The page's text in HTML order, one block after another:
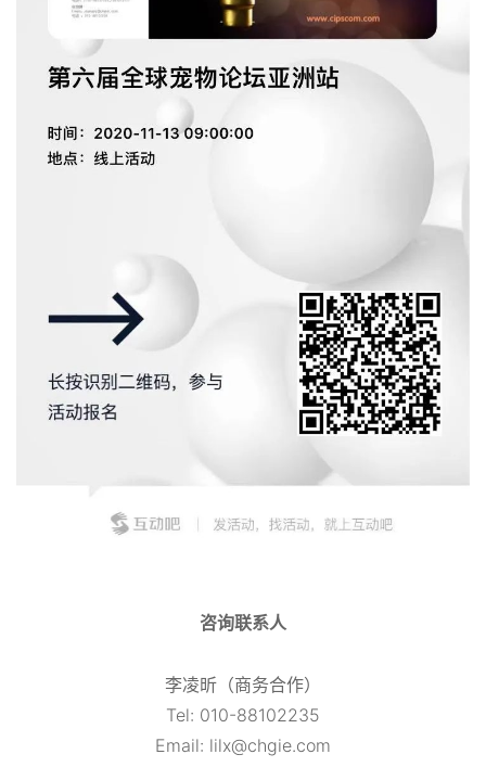
咨询联系人
李凌昕（商务合作）
Tel: 010-88102235
Email: lilx@chgie.com